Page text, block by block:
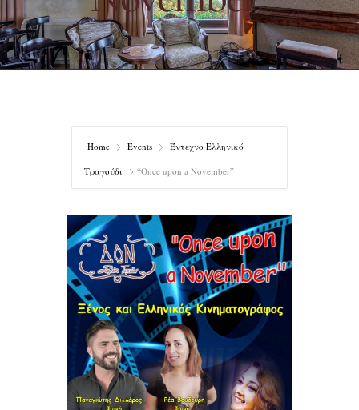
Home Events Έντεχνο Ελληνικό
Τραγούδι “Once upon a November”